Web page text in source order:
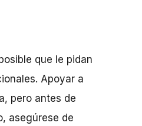
que le pidan
Apoyar a
pero antes de
asegúrese de